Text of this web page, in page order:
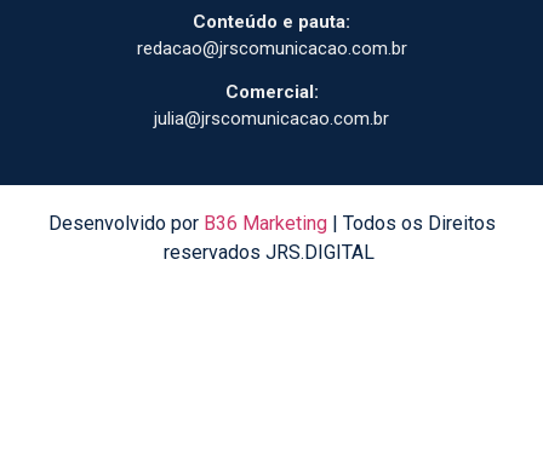
Conteúdo e pauta:
redacao@jrscomunicacao.com.br
Comercial:
julia@jrscomunicacao.com.br
Desenvolvido por B36 Marketing| Todos os Direitos
reservados JRS.DIGITAL